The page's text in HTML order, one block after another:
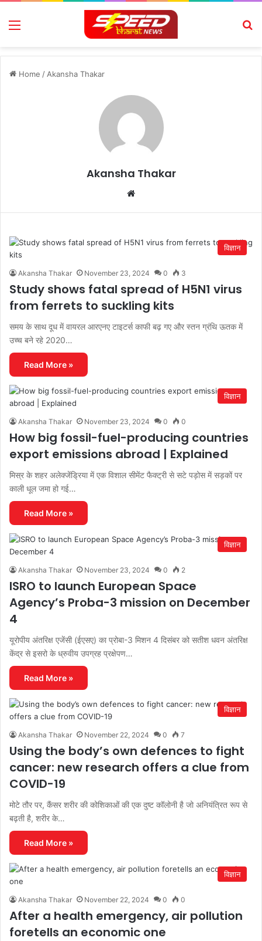
Menu
Home / Akansha Thakar
Akansha Thakar
विज्ञान
Akansha Thakar November 23, 2024 0 3
Study shows fatal spread of H5N1 virus
from ferrets to suckling kits
समय के साथ दूध में वायरल आरएनए टाइटर्स काफी बढ़ गए और स्तन ग्रंथि ऊतक में
उच्च बने रहे 2020…
Read More »
विज्ञान
Akansha Thakar November 23, 2024 0 0
How big fossil-fuel-producing countries
export emissions abroad | Explained
मिस्र के शहर अलेक्जेंड्रिया में एक विशाल सीमेंट फैक्ट्री से सटे पड़ोस में सड़कों पर
काली धूल जमा हो गई…
Read More »
विज्ञान
Akansha Thakar November 23, 2024 0 2
ISRO to launch European Space
Agency’s Proba-3 mission on December
4
यूरोपीय अंतरिक्ष एजेंसी (ईएसए) का प्रोबा-3 मिशन 4 दिसंबर को सतीश धवन अंतरिक्ष
केंद्र से इसरो के ध्रुवीय उपग्रह प्रक्षेपण…
Read More »
विज्ञान
Akansha Thakar November 22, 2024 0 7
Using the body’s own defences to fight
cancer: new research offers a clue from
COVID-19
मोटे तौर पर, कैंसर शरीर की कोशिकाओं की एक दुष्ट कॉलोनी है जो अनियंत्रित रूप से
बढ़ती है, शरीर के…
Read More »
विज्ञान
Akansha Thakar November 22, 2024 0 0
After a health emergency, air pollution
foretells an economic one